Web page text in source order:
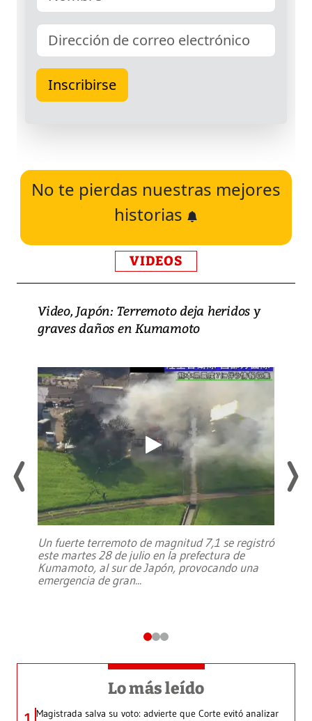
No te pierdas nuestras mejores
historias
VIDEOS
Video, Japón: Terremoto deja heridos y
graves daños en Kumamoto
Un fuerte terremoto de magnitud 7,1 se registró
este martes 28 de julio en la prefectura de
Kumamoto, al sur de Japón, provocando una
emergencia de gran...
Lo más leído
Magistrada salva su voto: advierte que Corte evitó analizar